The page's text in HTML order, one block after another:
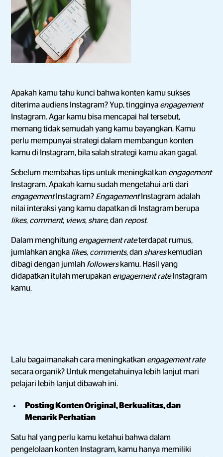
Apakah kamu tahu kunci bahwa konten kamu sukses
diterima audiens Instagram? Yup, tingginya engagement
Instagram. Agar kamu bisa mencapai hal tersebut,
memang tidak semudah yang kamu bayangkan. Kamu
perlu mempunyai strategi dalam membangun konten
kamu di Instagram, bila salah strategi kamu akan gagal.
Sebelum membahas tips untuk meningkatkan engagement
Instagram. Apakah kamu sudah mengetahui arti dari
engagementInstagram? EngagementInstagram adalah
nilai interaksi yang kamu dapatkan di Instagram berupa
likes, comment, views, share, dan repost.
Dalam menghitung engagement rateterdapat rumus,
jumlahkan angka likes, comments,dan shareskemudian
dibagi dengan jumlah followerskamu. Hasil yang
didapatkan itulah merupakan engagement rateInstagram
kamu.
Lalu bagaimanakah cara meningkatkan engagement rate
secara organik? Untuk mengetahuinya lebih lanjut mari
pelajari lebih lanjut dibawah ini.
Posting Konten Original, Berkualitas, dan
Menarik Perhatian
Satu hal yang perlu kamu ketahui bahwa dalam
pengelolaan konten Instagram, kamu hanya memiliki